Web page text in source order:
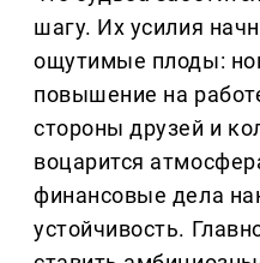
шагу. Их усилия
ощутимые плоды:
повышение на
стороны друзей и
воцарится
финансовые дела
устойчивость.